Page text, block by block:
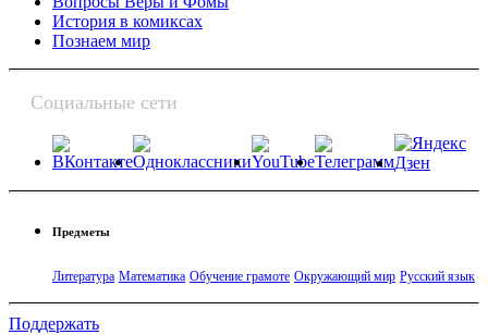
История в комиксах
Познаем мир
Социальные сети
Предметы
Литература Математика Обучение грамоте Окружающий мир Русский язык
Поддержать